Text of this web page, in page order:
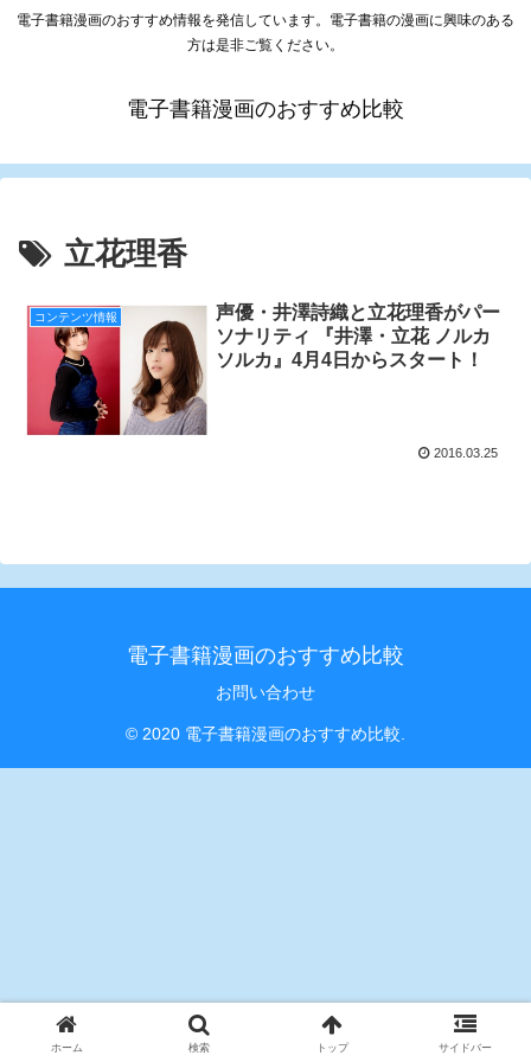
電子書籍漫画のおすすめ情報を発信しています。電子書籍の漫画に興味のある
方は是非ご覧ください。
電子書籍漫画のおすすめ比較
立花理香
コンテンツ情報
声優・井澤詩織と立花理香がパー
ソナリティ 『井澤・立花 ノルカ
ソルカ』4月4日からスタート！
2016.03.25
電子書籍漫画のおすすめ比較
お問い合わせ
© 2020 電子書籍漫画のおすすめ比較.
ホーム 検索 トップ サイドバー